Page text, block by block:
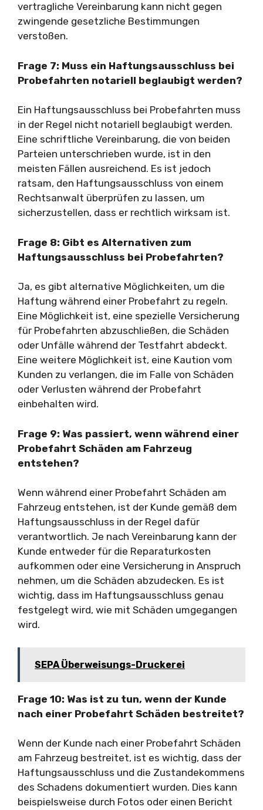
vertragliche Vereinbarung kann nicht gegen
zwingende gesetzliche Bestimmungen
verstoßen.
Frage 7: Muss ein Haftungsausschluss bei
Probefahrten notariell beglaubigt werden?
Ein Haftungsausschluss bei Probefahrten muss
in der Regel nicht notariell beglaubigt werden.
Eine schriftliche Vereinbarung, die von beiden
Parteien unterschrieben wurde, ist in den
meisten Fällen ausreichend. Es ist jedoch
ratsam, den Haftungsausschluss von einem
Rechtsanwalt überprüfen zu lassen, um
sicherzustellen, dass er rechtlich wirksam ist.
Frage 8: Gibt es Alternativen zum
Haftungsausschluss bei Probefahrten?
Ja, es gibt alternative Möglichkeiten, um die
Haftung während einer Probefahrt zu regeln.
Eine Möglichkeit ist, eine spezielle Versicherung
für Probefahrten abzuschließen, die Schäden
oder Unfälle während der Testfahrt abdeckt.
Eine weitere Möglichkeit ist, eine Kaution vom
Kunden zu verlangen, die im Falle von Schäden
oder Verlusten während der Probefahrt
einbehalten wird.
Frage 9: Was passiert, wenn während einer
Probefahrt Schäden am Fahrzeug
entstehen?
Wenn während einer Probefahrt Schäden am
Fahrzeug entstehen, ist der Kunde gemäß dem
Haftungsausschluss in der Regel dafür
verantwortlich. Je nach Vereinbarung kann der
Kunde entweder für die Reparaturkosten
aufkommen oder eine Versicherung in Anspruch
nehmen, um die Schäden abzudecken. Es ist
wichtig, dass im Haftungsausschluss genau
festgelegt wird, wie mit Schäden umgegangen
wird.
SEPA Überweisungs-Druckerei
Frage 10: Was ist zu tun, wenn der Kunde
nach einer Probefahrt Schäden bestreitet?
Wenn der Kunde nach einer Probefahrt Schäden
am Fahrzeug bestreitet, ist es wichtig, dass der
Haftungsausschluss und die Zustandekommens
des Schadens dokumentiert wurden. Dies kann
beispielsweise durch Fotos oder einen Bericht